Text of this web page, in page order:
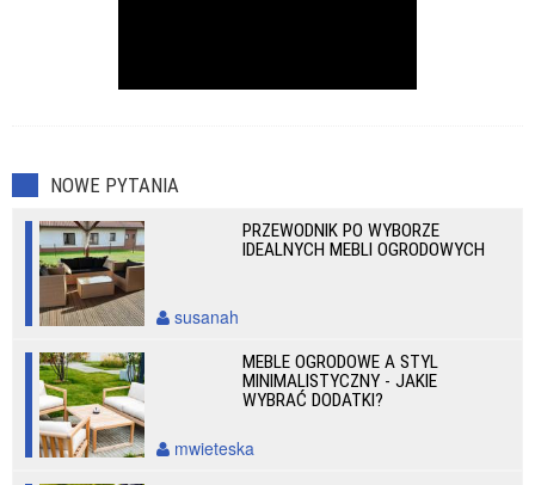
NOWE PYTANIA
PRZEWODNIK PO WYBORZE
IDEALNYCH MEBLI OGRODOWYCH
susanah
MEBLE OGRODOWE A STYL
MINIMALISTYCZNY - JAKIE
WYBRAĆ DODATKI?
mwieteska